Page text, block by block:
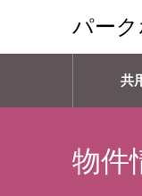
パー
共
物件